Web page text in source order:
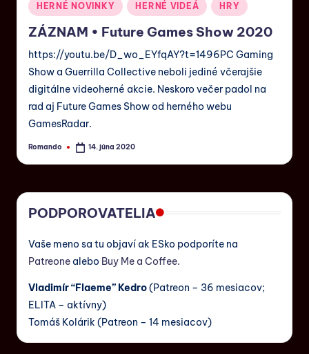
HERNÉ NOVINKY HERNÉ VIDEÁ HRY
ZÁZNAM • Future Games Show 2020
https://youtu.be/D_wo_EYfqAY?t=1496PC Gaming
Show a Guerrilla Collective neboli jediné včerajšie
digitálne videoherné akcie. Neskoro večer padol na
rad aj Future Games Show od herného webu
GamesRadar.
Romando 14. júna 2020
PODPOROVATELIA
Vaše meno sa tu objaví ak ESko podporíte na
Patreone alebo Buy Me a Coffee.
Vladimír “Flaeme” Kedro(Patreon – 36 mesiacov;
ELITA – aktívny)
Tomáš Kolárik (Patreon – 14 mesiacov)